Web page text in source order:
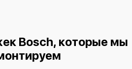
Bosch, которые мы